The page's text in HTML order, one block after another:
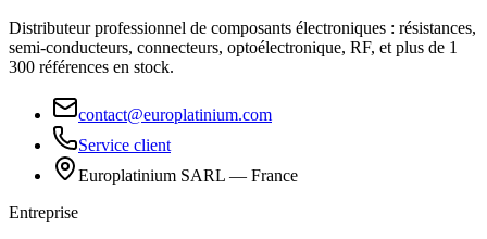
Distributeur professionnel de composants électroniques : résistances,
semi-conducteurs, connecteurs, optoélectronique, RF, et plus de 1
300 références en stock.
contact@europlatinium.com
Service client
Europlatinium SARL — France
Entreprise